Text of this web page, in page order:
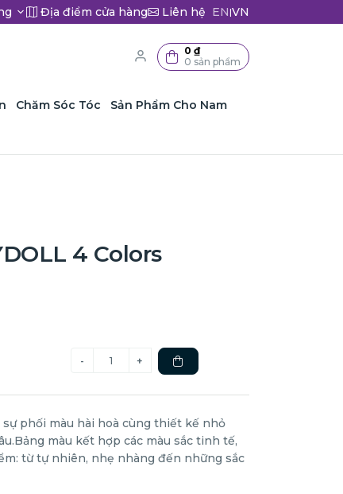
Địa điểm cửa hàng Liên hệ EN|VN
0 ₫
0 sản phẩm
Chăm Sóc Tóc Sản Phẩm Cho Nam
4 Colors
phối màu hài hoà cùng thiết kế nhỏ
màu kết hợp các màu sắc tinh tế,
từ tự nhiên, nhẹ nhàng đến những sắc